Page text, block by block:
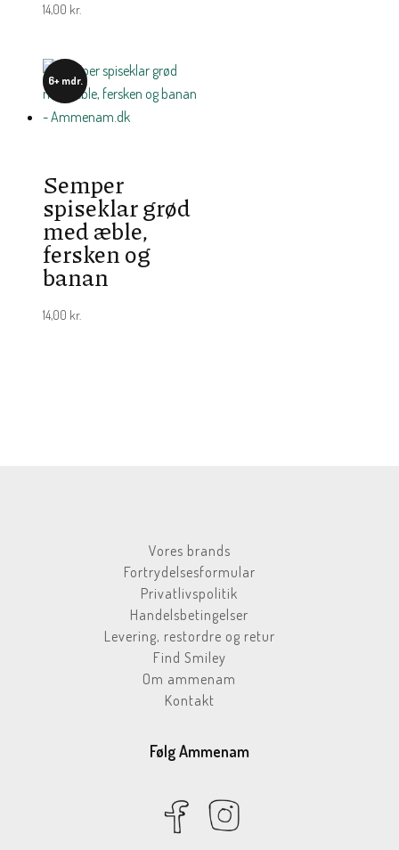
14,00 kr.
6+ mdr.
Semper
spiseklar grød
med æble,
fersken og
banan
14,00 kr.
Vores brands
Fortrydelsesformular
Privatlivspolitik
Handelsbetingelser
Levering, restordre og retur
Find Smiley
Om ammenam
Kontakt
Følg Ammenam